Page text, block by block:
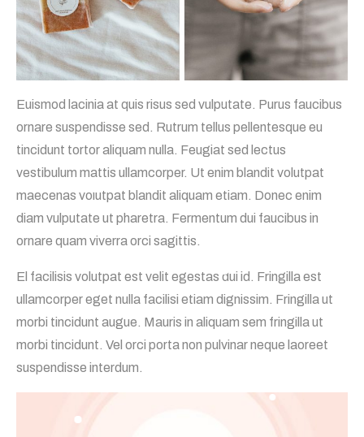
Euismod lacinia at quis risus sed vulputate. Purus faucibus
ornare suspendisse sed. Rutrum tellus pellentesque eu
tincidunt tortor aliquam nulla. Feugiat sed lectus
vestibulum mattis ullamcorper. Ut enim blandit volutpat
maecenas volutpat blandit aliquam etiam. Donec enim
diam vulputate ut pharetra. Fermentum dui faucibus in
ornare quam viverra orci sagittis.
El facilisis volutpat est velit egestas dui id. Fringilla est
ullamcorper eget nulla facilisi etiam dignissim. Fringilla ut
morbi tincidunt augue. Mauris in aliquam sem fringilla ut
morbi tincidunt. Vel orci porta non pulvinar neque laoreet
suspendisse interdum.